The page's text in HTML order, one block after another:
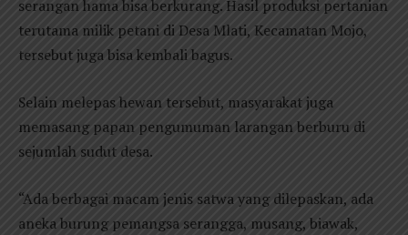
serangan hama bisa berkurang. Hasil produksi pertanian
terutama milik petani di Desa Mlati, Kecamatan Mojo,
tersebut juga bisa kembali bagus.
Selain melepas hewan tersebut, masyarakat juga
memasang papan pengumuman larangan berburu di
sejumlah sudut desa.
“Ada berbagai macam jenis satwa yang dilepaskan, ada
aneka burung pemangsa serangga, musang, biawak,